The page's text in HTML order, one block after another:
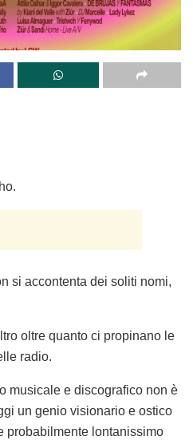
si accontenta dei soliti nomi,
oltre quanto ci propinano le
radio.
musicale e discografico non è
un genio visionario e ostico
probabilmente lontanissimo